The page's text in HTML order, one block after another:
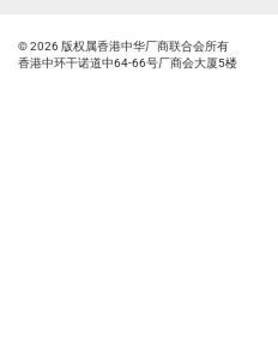
© 2026 版权属香港中华厂商联合会所有
香港中环干诺道中64-66号厂商会大厦5楼